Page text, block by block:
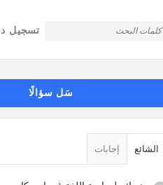
تسجيل
سَل سؤالًا
الشائع إجابات